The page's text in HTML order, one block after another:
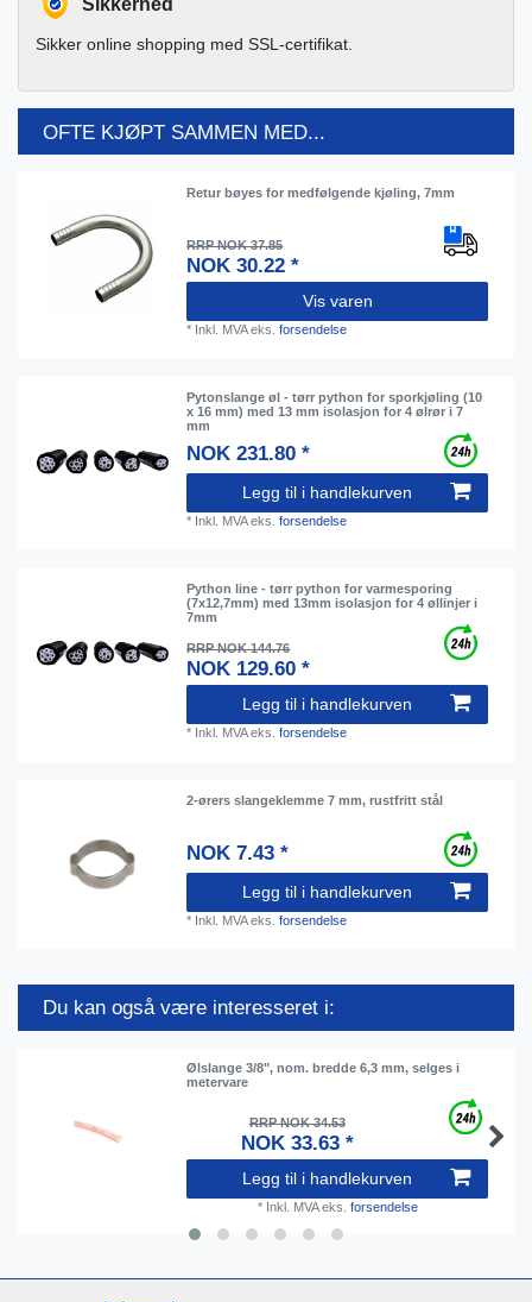
Sikkerhed
Sikker online shopping med SSL-certifikat.
OFTE KJØPT SAMMEN MED...
Retur bøyes for medfølgende kjøling, 7mm
RRP NOK 37.85
NOK 30.22 *
Vis varen
* Inkl. MVAeks.forsendelse
Pytonslange øl - tørr python for sporkjøling (10
x 16 mm) med 13 mm isolasjon for 4 ølrør i 7
mm
NOK 231.80 *
Legg til i handlekurven
* Inkl. MVAeks.forsendelse
Python line - tørr python for varmesporing
(7х12,7mm) med 13mm isolasjon for 4 øllinjer i
7mm
RRP NOK 144.76
NOK 129.60 *
Legg til i handlekurven
* Inkl. MVAeks.forsendelse
2-ørers slangeklemme 7 mm, rustfritt stål
NOK 7.43 *
Legg til i handlekurven
* Inkl. MVAeks.forsendelse
Du kan også være interesseret i:
Ølslange 3/8", nom. bredde 6,3 mm, selges i
metervare
RRP NOK 34.53
NOK 33.63 *
Legg til i handlekurven
* Inkl. MVAeks. forsendelse